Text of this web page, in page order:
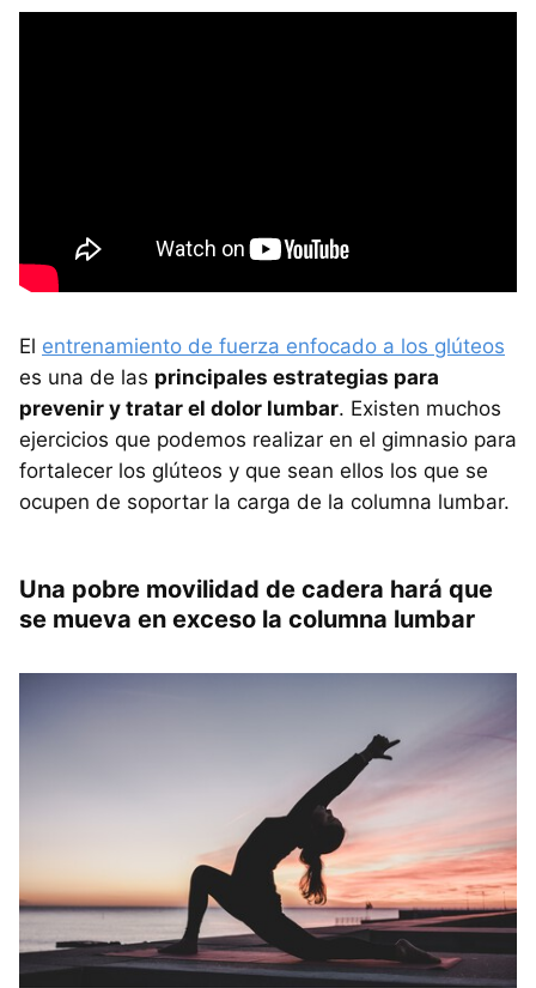
El entrenamiento de fuerza enfocado a los glúteos
es una de las principales estrategias para
prevenir y tratar el dolor lumbar. Existen muchos
ejercicios que podemos realizar en el gimnasio para
fortalecer los glúteos y que sean ellos los que se
ocupen de soportar la carga de la columna lumbar.
Una pobre movilidad de cadera hará que
se mueva en exceso la columna lumbar